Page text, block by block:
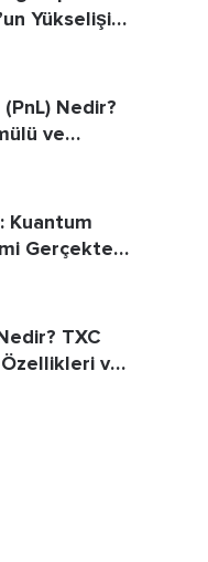
Yükselişi
Nedir?
ve
Kuantum
Gerçekte
TXC
ve